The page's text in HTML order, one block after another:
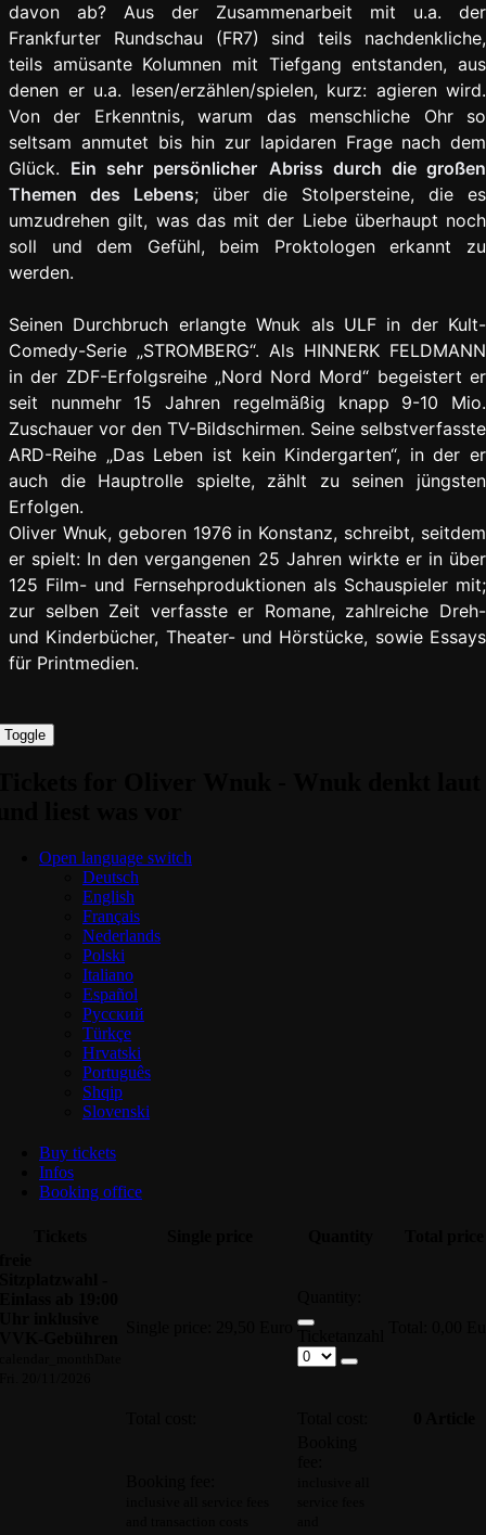
davon ab? Aus der Zusammenarbeit mit u.a. der
Frankfurter Rundschau (FR7) sind teils nachdenkliche,
teils amüsante Kolumnen mit Tiefgang entstanden, aus
denen er u.a. lesen/erzählen/spielen, kurz: agieren wird.
Von der Erkenntnis, warum das menschliche Ohr so
seltsam anmutet bis hin zur lapidaren Frage nach dem
Glück. Ein sehr persönlicher Abriss durch die großen
Themen des Lebens; über die Stolpersteine, die es
umzudrehen gilt, was das mit der Liebe überhaupt noch
soll und dem Gefühl, beim Proktologen erkannt zu
werden.
Seinen Durchbruch erlangte Wnuk als ULF in der Kult-
Comedy-Serie „STROMBERG“. Als HINNERK FELDMANN
in der ZDF-Erfolgsreihe „Nord Nord Mord“ begeistert er
seit nunmehr 15 Jahren regelmäßig knapp 9-10 Mio.
Zuschauer vor den TV-Bildschirmen. Seine selbstverfasste
ARD-Reihe „Das Leben ist kein Kindergarten“, in der er
auch die Hauptrolle spielte, zählt zu seinen jüngsten
Erfolgen.
Oliver Wnuk, geboren 1976 in Konstanz, schreibt, seitdem
er spielt: In den vergangenen 25 Jahren wirkte er in über
125 Film- und Fernsehproduktionen als Schauspieler mit;
zur selben Zeit verfasste er Romane, zahlreiche Dreh-
und Kinderbücher, Theater- und Hörstücke, sowie Essays
für Printmedien.